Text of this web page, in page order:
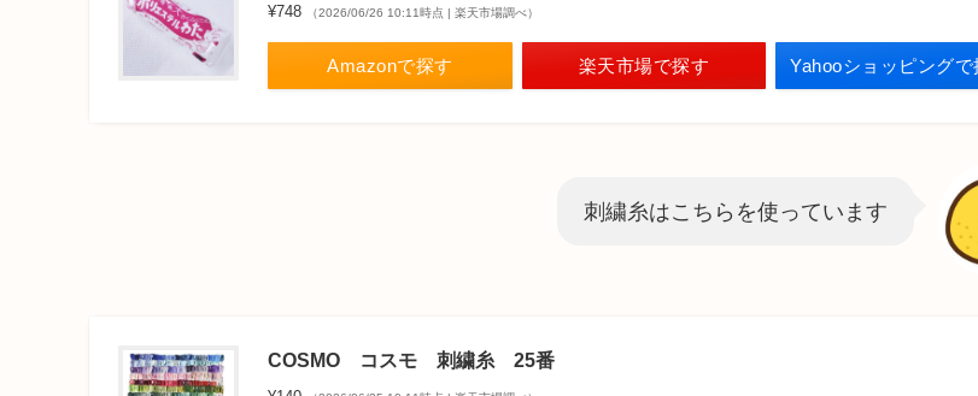
¥748 （2026/06/26 10:11時点 | 楽天市場調べ）
Amazonで探す 楽天市場で探す Yahooショッピングで
刺繍糸はこちらを使っています
COSMO コスモ 刺繍糸 25番